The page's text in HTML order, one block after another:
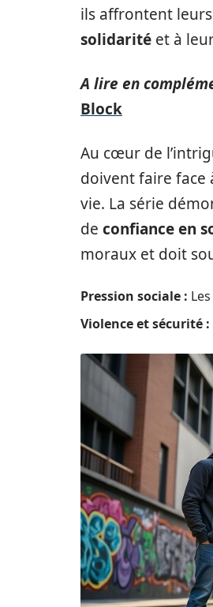
ils affrontent
solidarité et à
A lire en
Block
Au cœur de
doivent faire face
vie. La série
de confiance en
moraux et doit
Pression sociale :
Violence et sécurité :